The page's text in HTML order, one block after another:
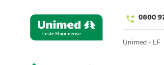
0800
Unimed - LF